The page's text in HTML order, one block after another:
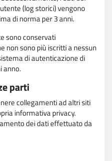
(log storici) vengono
di norma per 3 anni.
sono conservati
non sono più iscritti a nessun
di autenticazione di
anno.
parti
collegamenti ad altri siti
informativa privacy.
dei dati effettuato da